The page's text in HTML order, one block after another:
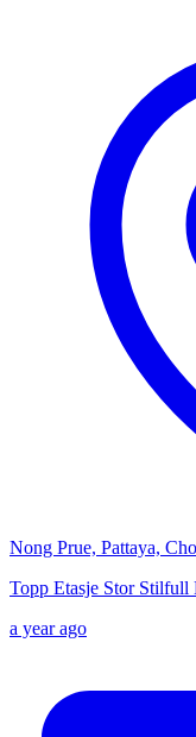
Nong Prue, Pattaya,
Topp Etasje Stor Stilfull
a year ago